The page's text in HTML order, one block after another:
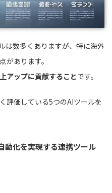
は数多くありますが、特に海外
があります。
アップに貢献することです。
評価している5つのAIツールを
化を実現する連携ツール